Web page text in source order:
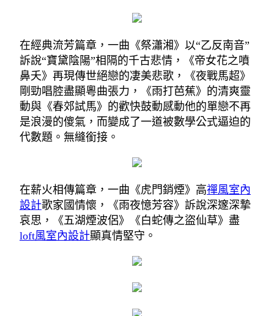
在經典流芳篇章，一曲《祭瀟湘》以“乙反南音”
訴說“寶黛陰陽”相隔的千古悲情，《帝女花之噴
鼻夭》再現傳世絕戀的凄美悲歌，《夜戰馬超》
剛勁唱腔盡顯粵曲張力，《雨打芭蕉》的清爽靈
動與《春郊試馬》的歡快鼓動感動他的單戀不再
是浪漫的傻氣，而變成了一道被數學公式逼迫的
代數題。無縫銜接。
在薪火相傳篇章，一曲《虎門銷煙》高禪風室內
設計歌家國情懷，《雨夜憶芳容》訴說深邃深摯
哀思，《五湖煙波侶》《白蛇傳之盜仙草》盡
loft風室內設計顯真情堅守。